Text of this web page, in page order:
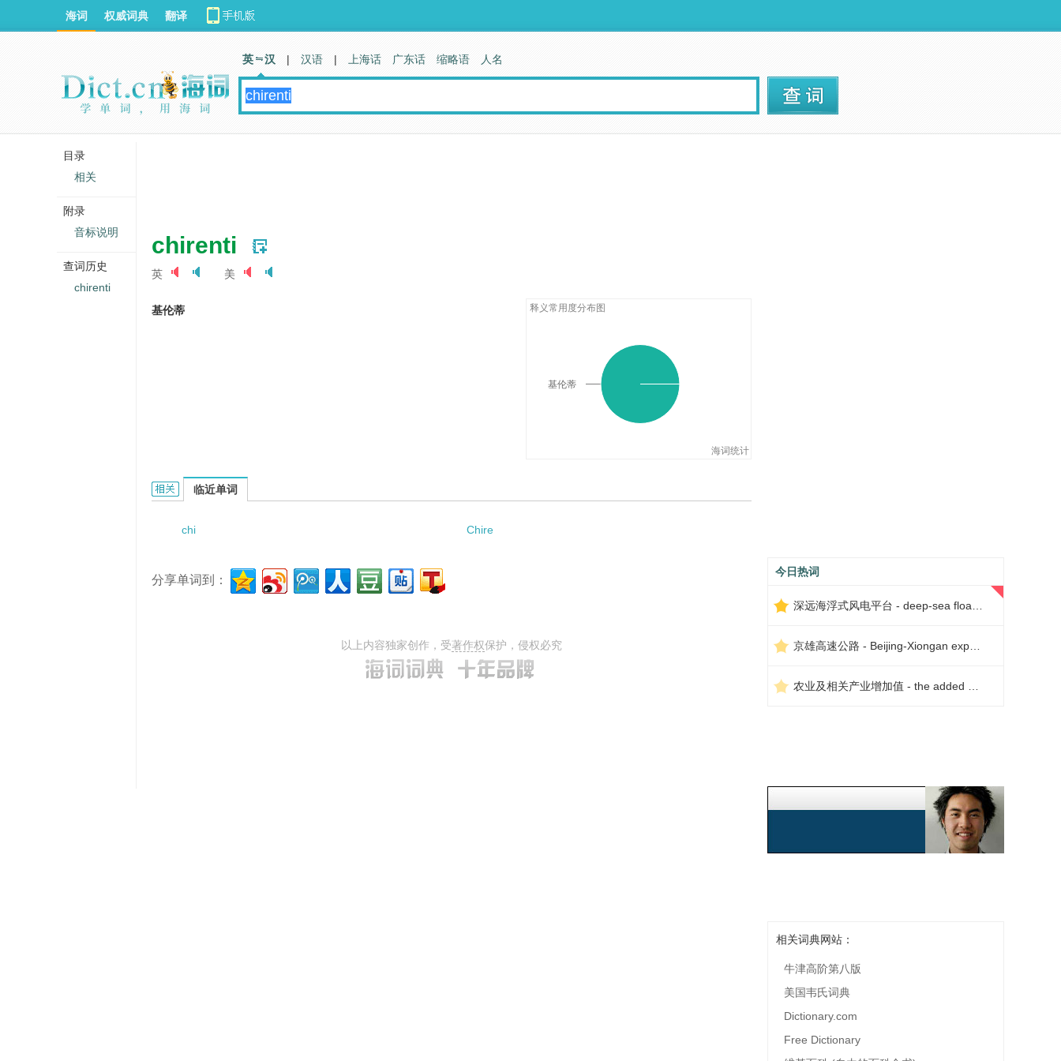
chirenti
英 美
基伦蒂 释义常用度分布图
海词统计
基伦蒂
Chirenti的相关资料：
临近单词
chi Chire
分享单词到：
以上内容独家创作，受著作权保护，侵权必究
今日热词
相关词典网站：
牛津高阶第八版
美国韦氏词典
Dictionary.com
Free Dictionary
海词 权威词典 翻译
英 汉 | 汉语 | 上海话 广东话 缩略语 人名
目录
相关
附录
音标说明
查词历史
chirenti